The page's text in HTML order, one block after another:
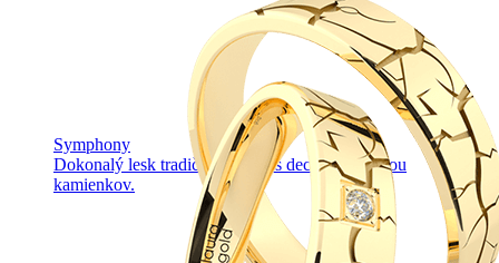
Symphony
Dokonalý lesk tradičného zlata s decentnou iskrou
kamienkov.